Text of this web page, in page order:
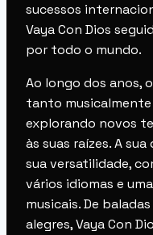
sucessos
Vaya Con Dios
por todo o mundo.
Ao longo dos anos,
tanto
explorando novos
às suas raízes. A
sua versatilidade,
vários idiomas e
musicais. De
alegres, Vaya Con